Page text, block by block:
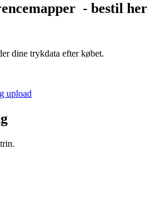
- bestil her
dine trykdata efter købet.
upload